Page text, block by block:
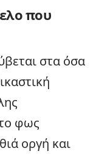
που
στα όσα
φως
οργή και